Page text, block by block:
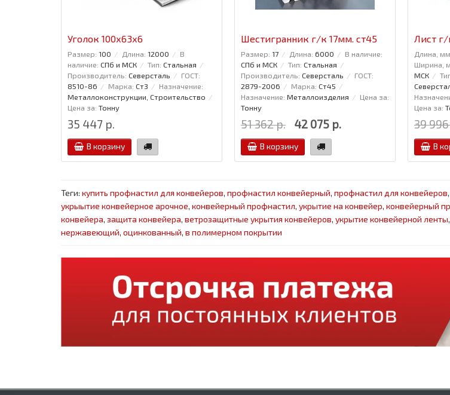
Уголок 100x63x6
Размер: 100 Длина: 12000
В
наличие: СПб и МСК Тип: Стальная
Производитель: Северсталь
ГОСТ:
8510-86
Марка: Ст3
Назначение:
Металлоконструкции, Строительство
Цена за: Тонну
35 447 р.
В корзину
Шестигранник г/к 17мм. ст45
Размер: 17 Длина: 6000
В наличие:
СПб и МСК
Тип: Стальная
Производитель: Северсталь
ГОСТ:
2879-2006
Марка: Ст45
Назначение: Металлоизделия
Цена за:
Тонну
51 362 р. 42 075 р.
В корзину
Лист г/
Длина,
Ширина,
МСК
Цена за:
39
В
Теги: купить профнастил для конвейеров, профнастил конвейерный, профнастил для конвейеров,
укрыытие конвейерное арочное, конвейерный профнастил, укрытие на конвейер, конвейерный
конвейера, защита конвейера, ветрозащитные укрытия конвейеров, укрытие конвейерной ленты,
нержавеющий, оцинкованный, в полимерном покрытии